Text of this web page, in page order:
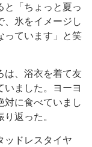
と「ちょっと夏っ
、氷をイメージし
っています」と笑
、浴衣を着て友
いました。ヨーヨ
対に食べていまし
返った。
ドレスタイヤ